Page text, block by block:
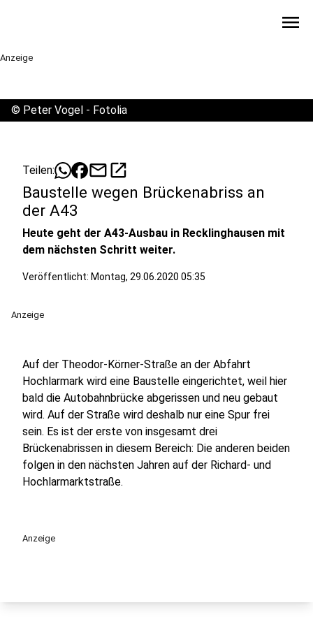
menu
Anzeige
© Peter Vogel - Fotolia
Teilen: mailopen_in_new
Baustelle wegen Brückenabriss an
der A43
Heute geht der A43-Ausbau in Recklinghausen mit
dem nächsten Schritt weiter.
Veröffentlicht: Montag, 29.06.2020 05:35
Anzeige
Auf der Theodor-Körner-Straße an der Abfahrt
Hochlarmark wird eine Baustelle eingerichtet, weil hier
bald die Autobahnbrücke abgerissen und neu gebaut
wird. Auf der Straße wird deshalb nur eine Spur frei
sein. Es ist der erste von insgesamt drei
Brückenabrissen in diesem Bereich: Die anderen beiden
folgen in den nächsten Jahren auf der Richard- und
Hochlarmarktstraße.
Anzeige